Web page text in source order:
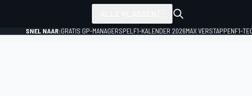
SNEL NAAR:GRATIS GP-MANAGERSPEL F1-KALENDER 2026MAX VERSTAPPENF1-